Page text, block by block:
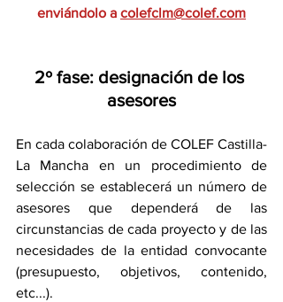
enviándolo a colefclm@colef.com
2º fase: designación de los
asesores
En cada colaboración de COLEF Castilla-
La Mancha en un procedimiento de
selección se establecerá un número de
asesores que dependerá de las
circunstancias de cada proyecto y de las
necesidades de la entidad convocante
(presupuesto, objetivos, contenido,
etc...).